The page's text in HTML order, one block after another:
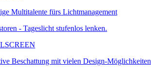
Multitalente fürs Lichtmanagement
Beschattung mit vielen Design-Möglichkeiten